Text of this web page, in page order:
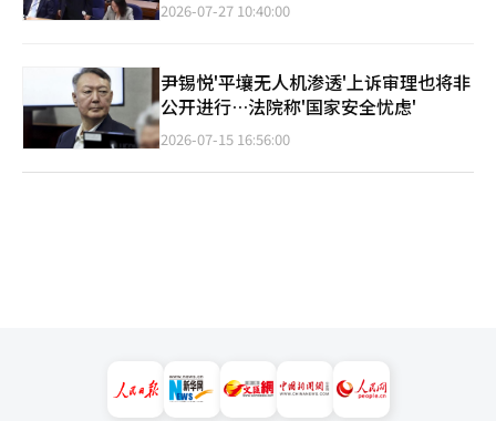
2026-07-27 10:40:00
尹锡悦'平壤无人机渗透'上诉审理也将非
公开进行…法院称'国家安全忧虑'
2026-07-15 16:56:00